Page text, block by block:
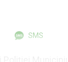
SMS